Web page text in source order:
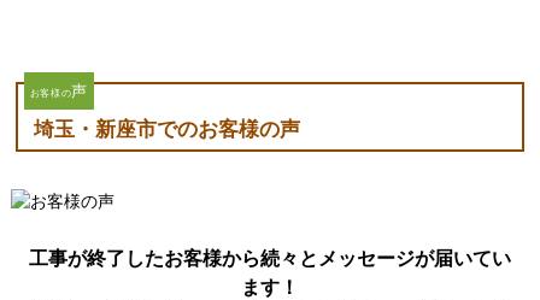
お客様の声
埼玉・新座市でのお客様の声
工事が終了したお客様から続々とメッセージが届いてい
ます！